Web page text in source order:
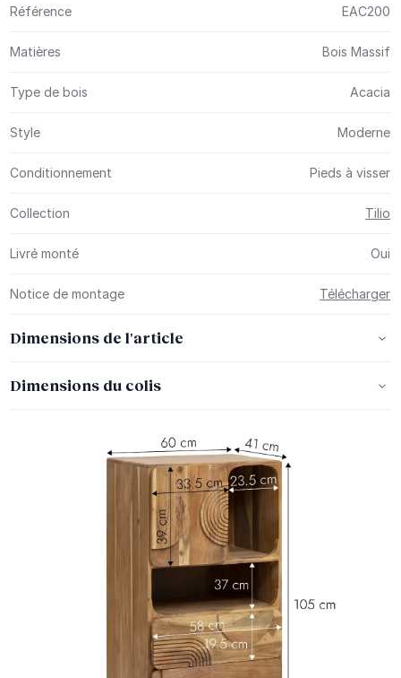
Référence EAC200
Matières Bois Massif
Type de bois Acacia
Style Moderne
Conditionnement Pieds à visser
Collection Tilio
Livré monté Oui
Notice de montage Télécharger
Dimensions de l'article
Dimensions du colis